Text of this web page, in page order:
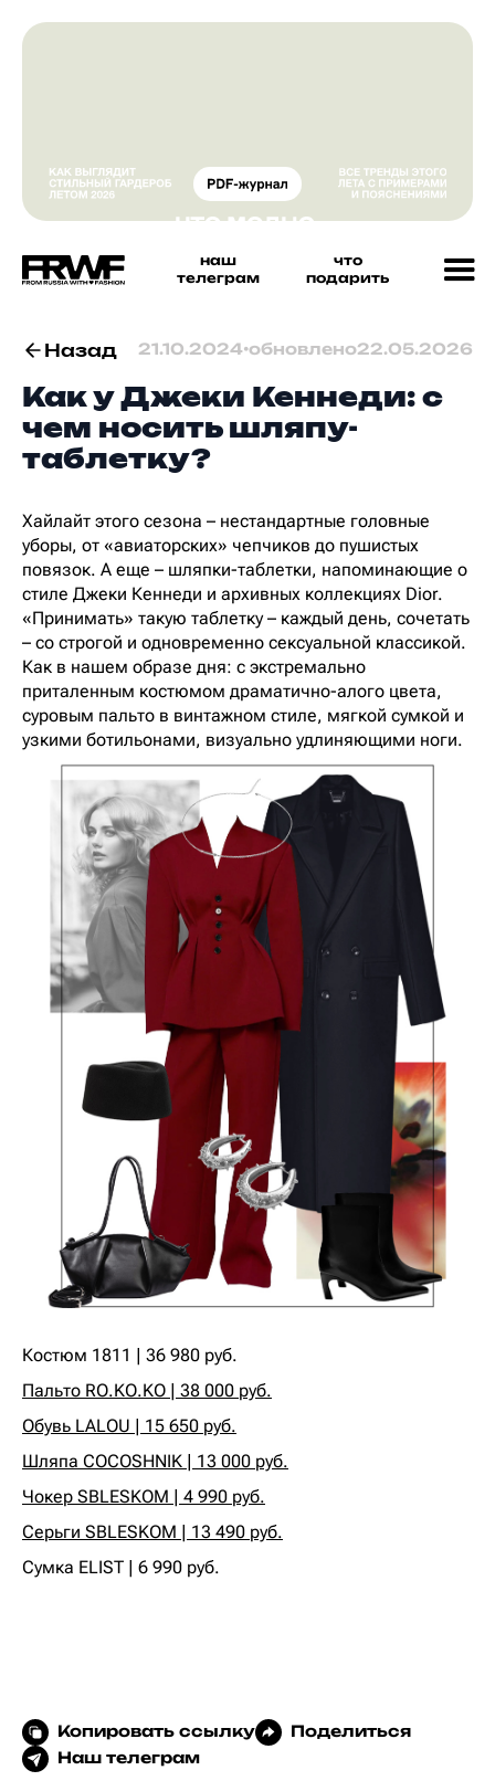
наш
телеграм
что
подарить
Назад 21.10.2024•обновлено22.05.2026
Как у Джеки Кеннеди: с
чем носить шляпу-
таблетку?
Хайлайт этого сезона – нестандартные головные
уборы, от «авиаторских» чепчиков до пушистых
повязок. А еще – шляпки-таблетки, напоминающие о
стиле Джеки Кеннеди и архивных коллекциях Dior.
«Принимать» такую таблетку – каждый день, сочетать
– со строгой и одновременно сексуальной классикой.
Как в нашем образе дня: с экстремально
приталенным костюмом драматично-алого цвета,
суровым пальто в винтажном стиле, мягкой сумкой и
узкими ботильонами, визуально удлиняющими ноги.
Костюм 1811 | 36 980 руб.
Пальто RO.KO.KO | 38 000 руб.
Обувь LALOU | 15 650 руб.
Шляпа COCOSHNIK | 13 000 руб.
Чокер SBLESKOM | 4 990 руб.
Серьги SBLESKOM | 13 490 руб.
Сумка ELIST | 6 990 руб.
Копировать ссылку
Поделиться
Наш телеграм